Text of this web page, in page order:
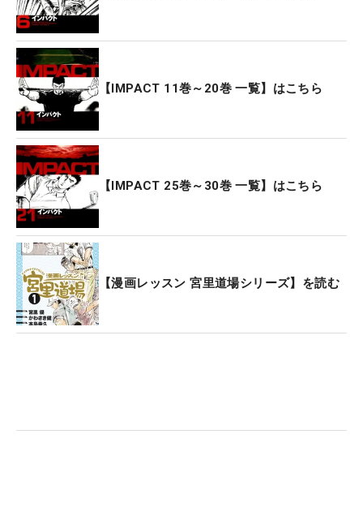
【IMPACT 11巻～20巻 一覧】はこちら
【IMPACT 25巻～30巻 一覧】はこちら
【漫画レッスン 宮里道場シリーズ】を読む